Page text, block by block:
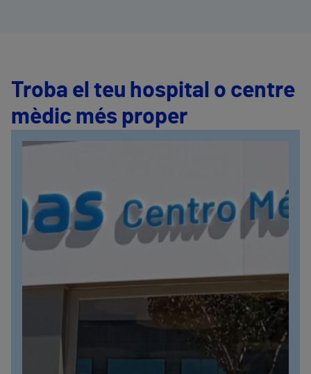
Troba el teu hospital o centre
mèdic més proper